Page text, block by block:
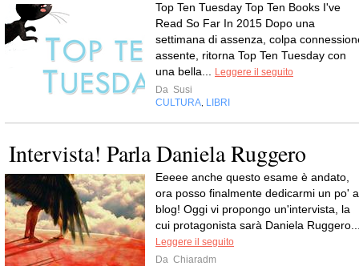
Top Ten Tuesday Top Ten Books I've
Read So Far In 2015 Dopo una
settimana di assenza, colpa
assente, ritorna Top Ten Tuesday con
una bella...
Leggere il seguito
Da Susi
CULTURA LIBRI
Intervista! Parla Daniela Ruggero
Eeeee anche questo esame è andato,
ora posso finalmente dedicarmi un po'
blog! Oggi vi propongo un'intervista, la
cui protagonista sarà Daniela
Leggere il seguito
Da Chiaradm